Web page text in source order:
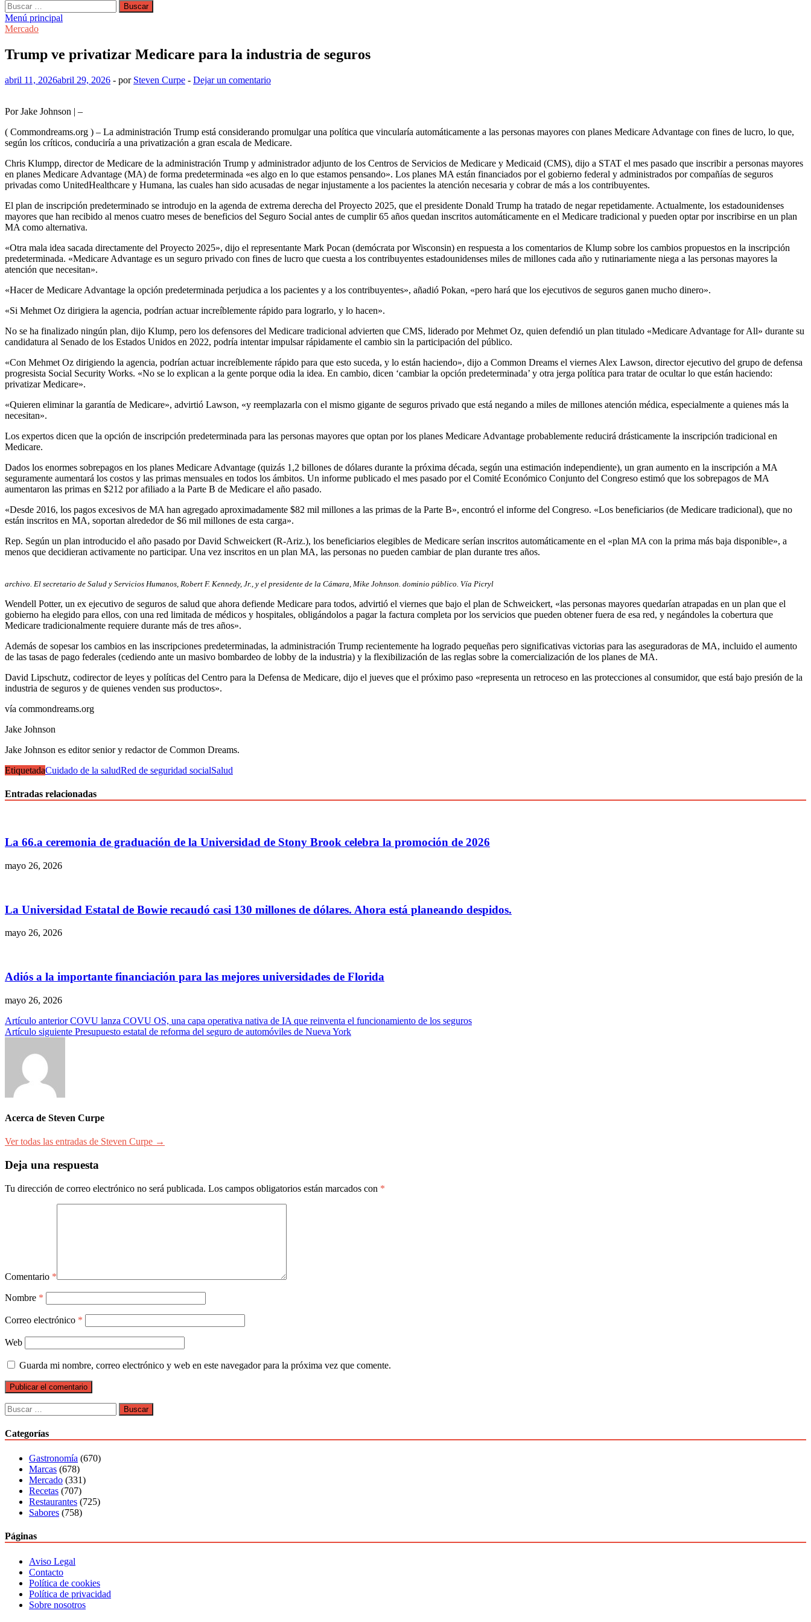
Buscar:
Menú principal
Mercado
Trump ve privatizar Medicare para la industria de seguros
abril 11, 2026abril 29, 2026 - por Steven Curpe - Dejar un comentario
Por Jake Johnson | –
( Commondreams.org ) – La administración Trump está considerando promulgar una política que vincularía automáticamente a las personas mayores con planes Medicare Advantage con fines de lucro, lo que,
según los críticos, conduciría a una privatización a gran escala de Medicare.
Chris Klumpp, director de Medicare de la administración Trump y administrador adjunto de los Centros de Servicios de Medicare y Medicaid (CMS), dijo a STAT el mes pasado que inscribir a personas mayores
en planes Medicare Advantage (MA) de forma predeterminada «es algo en lo que estamos pensando». Los planes MA están financiados por el gobierno federal y administrados por compañías de seguros
privadas como UnitedHealthcare y Humana, las cuales han sido acusadas de negar injustamente a los pacientes la atención necesaria y cobrar de más a los contribuyentes.
El plan de inscripción predeterminado se introdujo en la agenda de extrema derecha del Proyecto 2025, que el presidente Donald Trump ha tratado de negar repetidamente. Actualmente, los estadounidenses
mayores que han recibido al menos cuatro meses de beneficios del Seguro Social antes de cumplir 65 años quedan inscritos automáticamente en el Medicare tradicional y pueden optar por inscribirse en un plan
MA como alternativa.
«Otra mala idea sacada directamente del Proyecto 2025», dijo el representante Mark Pocan (demócrata por Wisconsin) en respuesta a los comentarios de Klump sobre los cambios propuestos en la inscripción
predeterminada. «Medicare Advantage es un seguro privado con fines de lucro que cuesta a los contribuyentes estadounidenses miles de millones cada año y rutinariamente niega a las personas mayores la
atención que necesitan».
«Hacer de Medicare Advantage la opción predeterminada perjudica a los pacientes y a los contribuyentes», añadió Pokan, «pero hará que los ejecutivos de seguros ganen mucho dinero».
«Si Mehmet Oz dirigiera la agencia, podrían actuar increíblemente rápido para lograrlo, y lo hacen».
No se ha finalizado ningún plan, dijo Klump, pero los defensores del Medicare tradicional advierten que CMS, liderado por Mehmet Oz, quien defendió un plan titulado «Medicare Advantage for All» durante su
candidatura al Senado de los Estados Unidos en 2022, podría intentar impulsar rápidamente el cambio sin la participación del público.
«Con Mehmet Oz dirigiendo la agencia, podrían actuar increíblemente rápido para que esto suceda, y lo están haciendo», dijo a Common Dreams el viernes Alex Lawson, director ejecutivo del grupo de defensa
progresista Social Security Works. «No se lo explican a la gente porque odia la idea. En cambio, dicen ‘cambiar la opción predeterminada’ y otra jerga política para tratar de ocultar lo que están haciendo:
privatizar Medicare».
«Quieren eliminar la garantía de Medicare», advirtió Lawson, «y reemplazarla con el mismo gigante de seguros privado que está negando a miles de millones atención médica, especialmente a quienes más la
necesitan».
Los expertos dicen que la opción de inscripción predeterminada para las personas mayores que optan por los planes Medicare Advantage probablemente reducirá drásticamente la inscripción tradicional en
Medicare.
Dados los enormes sobrepagos en los planes Medicare Advantage (quizás 1,2 billones de dólares durante la próxima década, según una estimación independiente), un gran aumento en la inscripción a MA
seguramente aumentará los costos y las primas mensuales en todos los ámbitos. Un informe publicado el mes pasado por el Comité Económico Conjunto del Congreso estimó que los sobrepagos de MA
aumentaron las primas en $212 por afiliado a la Parte B de Medicare el año pasado.
«Desde 2016, los pagos excesivos de MA han agregado aproximadamente $82 mil millones a las primas de la Parte B», encontró el informe del Congreso. «Los beneficiarios (de Medicare tradicional), que no
están inscritos en MA, soportan alrededor de $6 mil millones de esta carga».
Rep. Según un plan introducido el año pasado por David Schweickert (R-Ariz.), los beneficiarios elegibles de Medicare serían inscritos automáticamente en el «plan MA con la prima más baja disponible», a
menos que decidieran activamente no participar. Una vez inscritos en un plan MA, las personas no pueden cambiar de plan durante tres años.
archivo. El secretario de Salud y Servicios Humanos, Robert F. Kennedy, Jr., y el presidente de la Cámara, Mike Johnson. dominio público. Vía Picryl
Wendell Potter, un ex ejecutivo de seguros de salud que ahora defiende Medicare para todos, advirtió el viernes que bajo el plan de Schweickert, «las personas mayores quedarían atrapadas en un plan que el
gobierno ha elegido para ellos, con una red limitada de médicos y hospitales, obligándolos a pagar la factura completa por los servicios que pueden obtener fuera de esa red, y negándoles la cobertura que
Medicare tradicionalmente requiere durante más de tres años».
Además de sopesar los cambios en las inscripciones predeterminadas, la administración Trump recientemente ha logrado pequeñas pero significativas victorias para las aseguradoras de MA, incluido el aumento
de las tasas de pago federales (cediendo ante un masivo bombardeo de lobby de la industria) y la flexibilización de las reglas sobre la comercialización de los planes de MA.
David Lipschutz, codirector de leyes y políticas del Centro para la Defensa de Medicare, dijo el jueves que el próximo paso «representa un retroceso en las protecciones al consumidor, que está bajo presión de la
industria de seguros y de quienes venden sus productos».
vía commondreams.org
Jake Johnson
Jake Johnson es editor senior y redactor de Common Dreams.
EtiquetadaCuidado de la saludRed de seguridad socialSalud
Entradas relacionadas
La 66.a ceremonia de graduación de la Universidad de Stony Brook celebra la promoción de 2026
mayo 26, 2026
La Universidad Estatal de Bowie recaudó casi 130 millones de dólares. Ahora está planeando despidos.
mayo 26, 2026
Adiós a la importante financiación para las mejores universidades de Florida
mayo 26, 2026
Navegación
de
entradas
Artículo anterior COVU lanza COVU OS, una capa operativa nativa de IA que reinventa el funcionamiento de los seguros
Artículo siguiente Presupuesto estatal de reforma del seguro de automóviles de Nueva York
Acerca de Steven Curpe
Ver todas las entradas de Steven Curpe →
Deja una respuesta
Tu dirección de correo electrónico no será publicada. Los campos obligatorios están marcados con *
Comentario *
Nombre *
Correo electrónico *
Web
Guarda mi nombre, correo electrónico y web en este navegador para la próxima vez que comente.
Buscar:
Categorías
Gastronomía (670)
Marcas (678)
Mercado (331)
Recetas (707)
Restaurantes (725)
Sabores (758)
Páginas
Aviso Legal
Contacto
Política de cookies
Política de privacidad
Sobre nosotros